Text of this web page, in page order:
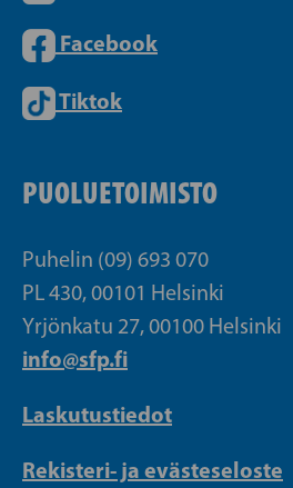
Facebook
Tiktok
PUOLUETOIMISTO
Puhelin (09) 693 070
PL 430, 00101 Helsinki
Yrjönkatu 27, 00100 Helsinki
info@sfp.fi
Laskutustiedot
Rekisteri- ja evästeseloste